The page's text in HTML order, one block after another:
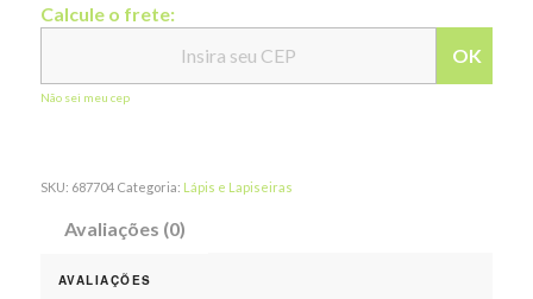
Calcule o frete:
OK
Não sei meu cep
SKU: 687704 Categoria: Lápis e Lapiseiras
Avaliações (0)
AVALIAÇÕES